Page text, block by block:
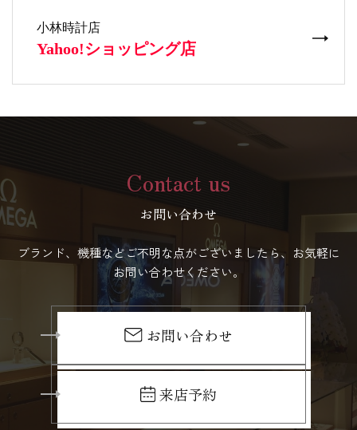
Contact us
お問い合わせ
ブランド、機種などご不明な点がございましたら、お気軽に
お問い合わせください。
お問い合わせ
来店予約